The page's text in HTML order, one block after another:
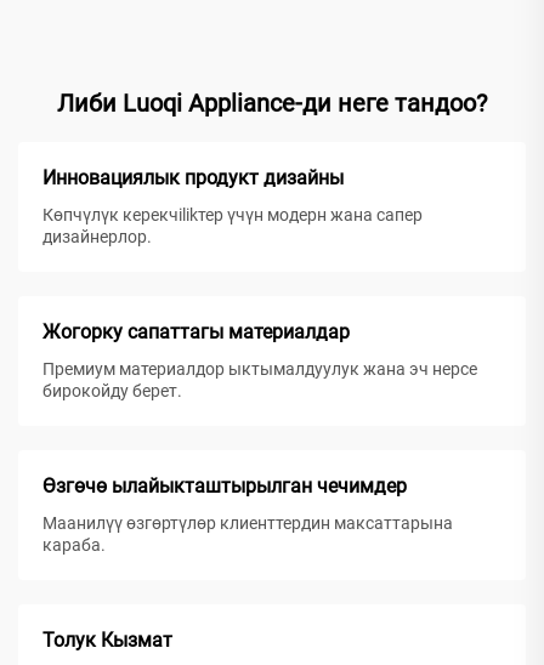
Либи Luoqi Appliance-ди неге тандоо?
Инновациялык продукт дизайны
Көпчүлүк керекчilikтер үчүн модерн жана сапер
дизайнерлор.
Жогорку сапаттагы материалдар
Премиум материалдор ыктымалдуулук жана эч нерсе
бирокойду берет.
Өзгөчө ылайыкташтырылган чечимдер
Маанилүү өзгөртүлөр клиенттердин максаттарына
караба.
Толук Кызмат